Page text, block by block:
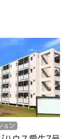
桜木周辺のお部
ョン